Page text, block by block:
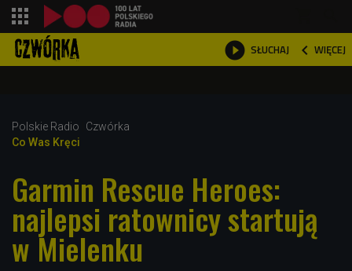
 SŁUCHAJ  WIĘCEJ

Polskie Radio
Czwórka
Co Was Kręci
Garmin Rescue Heroes:
najlepsi ratownicy startują
w Mielenku